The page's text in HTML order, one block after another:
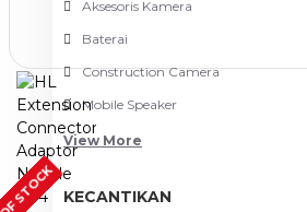
Aksesoris Kamera
Baterai
Construction Camera
Mobile Speaker
View More
KECANTIKAN